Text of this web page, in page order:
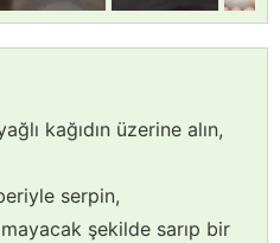
kağıdın üzerine alın,
serpin,
şekilde sarıp bir